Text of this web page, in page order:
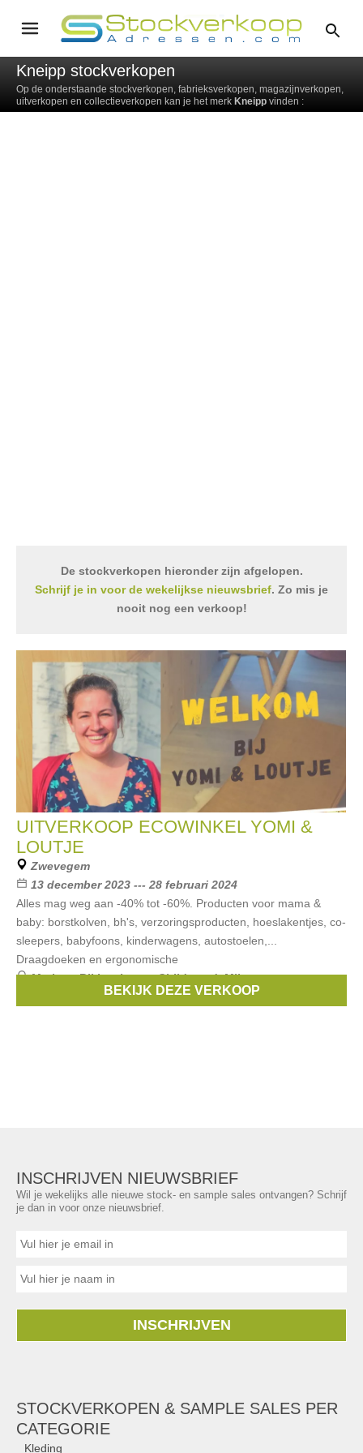
Kneipp stockverkopen
Op de onderstaande stockverkopen, fabrieksverkopen, magazijnverkopen,
uitverkopen en collectieverkopen kan je het merk Kneipp vinden :
De stockverkopen hieronder zijn afgelopen.
Schrijf je in voor de wekelijkse nieuwsbrief. Zo mis je
nooit nog een verkoop!
UITVERKOOP ECOWINKEL YOMI &
LOUTJE
Zwevegem
13 december 2023 --- 28 februari 2024
Alles mag weg aan -40% tot -60%. Producten voor mama &
baby: borstkolven, bh's, verzoringsproducten, hoeslakentjes, co-
sleepers, babyfoons, kinderwagens, autostoelen,...
Draagdoeken en ergonomische
Merken:Bikkembergs,Childwood,Milestone,peppa,
Caroline Mampay, ...
BEKIJK DEZE VERKOOP
INSCHRIJVEN NIEUWSBRIEF
Wil je wekelijks alle nieuwe stock- en sample sales ontvangen? Schrijf
je dan in voor onze nieuwsbrief.
INSCHRIJVEN
STOCKVERKOPEN & SAMPLE SALES PER
CATEGORIE
Kleding